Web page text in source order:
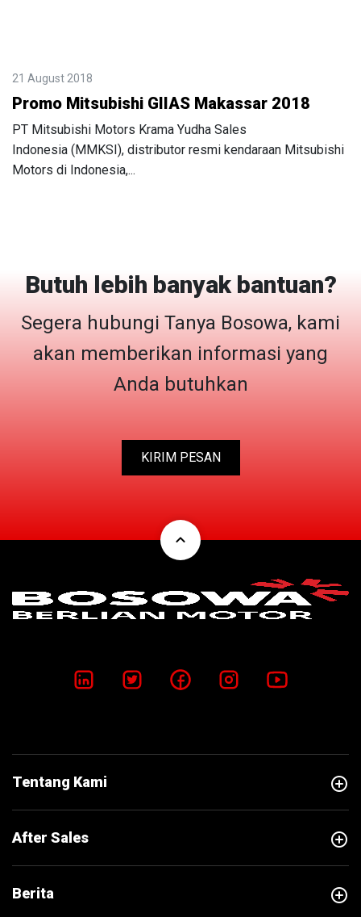
21 August 2018
Promo Mitsubishi GIIAS Makassar 2018
PT Mitsubishi Motors Krama Yudha Sales
Indonesia (MMKSI), distributor resmi kendaraan Mitsubishi
Motors di Indonesia,...
Butuh lebih banyak bantuan?
Segera hubungi Tanya Bosowa, kami
akan memberikan informasi yang
Anda butuhkan
KIRIM PESAN
expand_less
Tentang Kami add_circle
After Sales add_circle
Berita add_circle